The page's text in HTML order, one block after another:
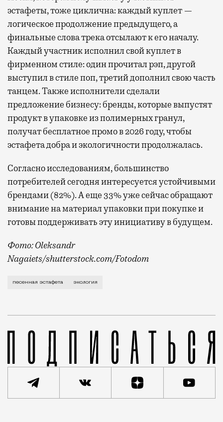
эстафеты, тоже циклична: каждый куплет —
логическое продолжение предыдущего, а
финальные слова трека отсылают к его началу.
Каждый участник исполнил свой куплет в
фирменном стиле: один прочитал рэп, другой
выступил в стиле поп, третий дополнил свою часть
танцем. Также исполнители сделали
предложение бизнесу: бренды, которые выпустят
продукт в упаковке из полимерных гранул,
получат бесплатное промо в 2026 году, чтобы
эстафета добра и экологичности продолжалась.
Согласно исследованиям, большинство
потребителей сегодня интересуется устойчивыми
брендами (82%). А еще 33% уже сейчас обращают
внимание на материал упаковки при покупке и
готовы поддерживать эту инициативу в будущем.
Фото:Oleksandr
Nagaiets/shutterstock.com/Fotodom
Экология в последние годы стала приоритетной
песенная эстафета экология